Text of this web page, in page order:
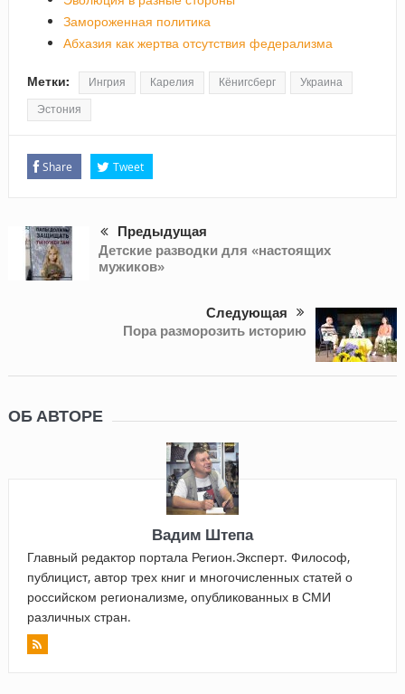
Замороженная политика
Абхазия как жертва отсутствия федерализма
Метки: Ингрия Карелия Кёнигсберг Украина
Эстония
Share Tweet
Предыдущая
Детские разводки для «настоящих
мужиков»
Следующая
Пора разморозить историю
ОБ АВТОРЕ
Вадим Штепа
Главный редактор портала Регион.Эксперт. Философ,
публицист, автор трех книг и многочисленных статей о
российском регионализме, опубликованных в СМИ
различных стран.